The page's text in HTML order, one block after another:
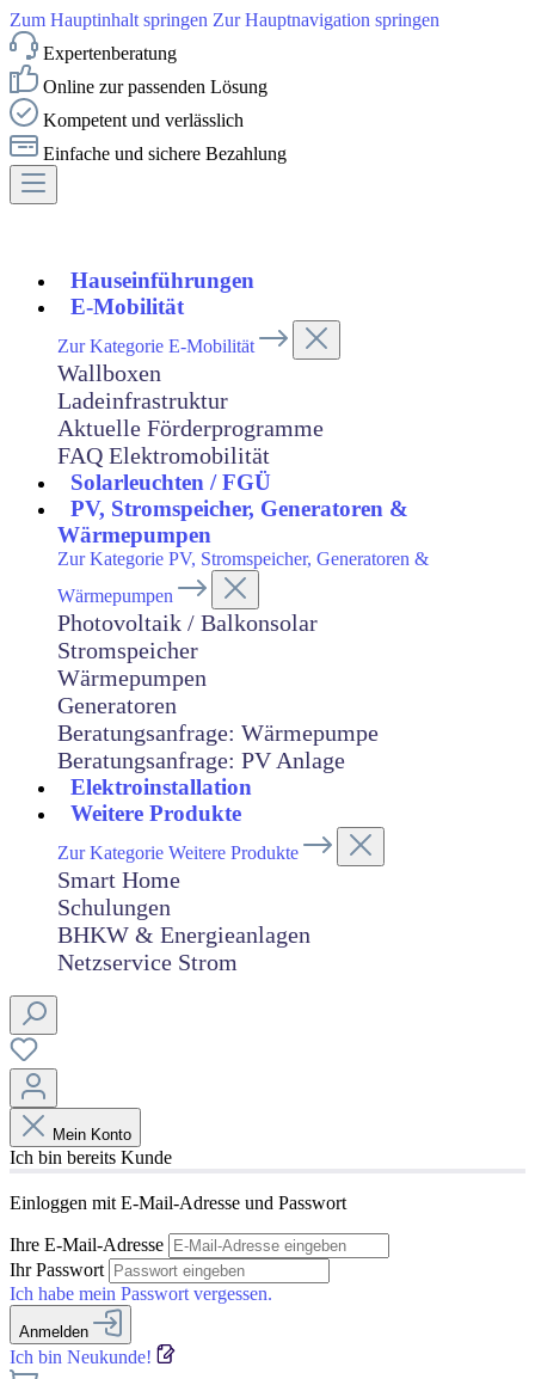
Zum Hauptinhalt springen Zur Hauptnavigation springen
Expertenberatung
Online zur passenden Lösung
Kompetent und verlässlich
Einfache und sichere Bezahlung
Hauseinführungen
E-Mobilität
Zur Kategorie E-Mobilität
Wallboxen
Ladeinfrastruktur
Aktuelle Förderprogramme
FAQ Elektromobilität
Solarleuchten / FGÜ
PV, Stromspeicher, Generatoren &
Wärmepumpen
Zur Kategorie PV, Stromspeicher, Generatoren &
Wärmepumpen
Photovoltaik / Balkonsolar
Stromspeicher
Wärmepumpen
Generatoren
Beratungsanfrage: Wärmepumpe
Beratungsanfrage: PV Anlage
Elektroinstallation
Weitere Produkte
Zur Kategorie Weitere Produkte
Smart Home
Schulungen
BHKW & Energieanlagen
Netzservice Strom
Mein Konto
Ich bin bereits Kunde
Einloggen mit E-Mail-Adresse und Passwort
Ihre E-Mail-Adresse
Ihr Passwort
Ich habe mein Passwort vergessen.
Anmelden
Ich bin Neukunde!